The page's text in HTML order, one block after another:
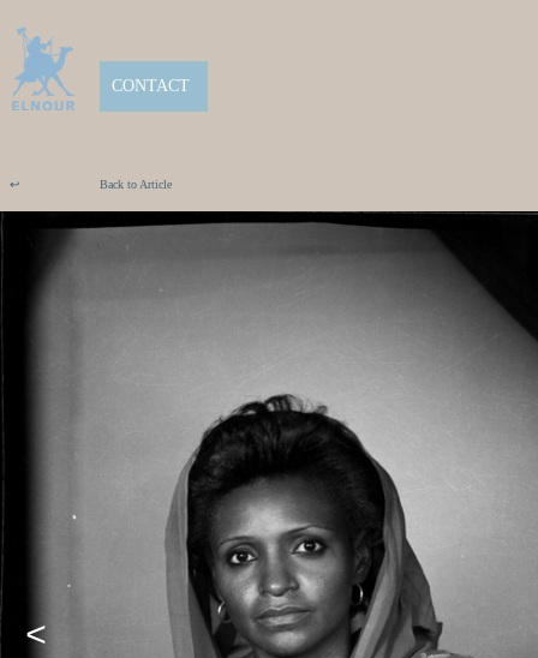
CONTACT
↩ Back to Article
<